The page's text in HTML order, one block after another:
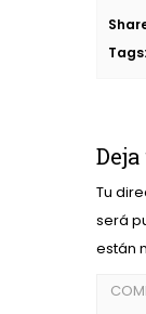
Tags:
Tu
será
están